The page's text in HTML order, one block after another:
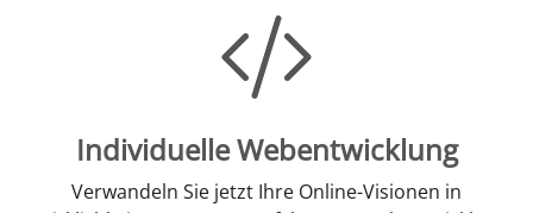
Individuelle Webentwicklung
Verwandeln Sie jetzt Ihre Online-Visionen in